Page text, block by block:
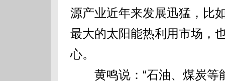
源产业近年来发展迅猛，比
最大的太阳能热利用市场，
心。
黄鸣说：“石油、煤炭等